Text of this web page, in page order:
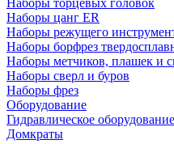
Наборы торцевых головок
Наборы цанг ER
Наборы режущего
Наборы борфрез
Наборы метчиков, плашек и
Наборы сверл и буров
Наборы фрез
Оборудование
Гидравлическое оборудование
Домкраты